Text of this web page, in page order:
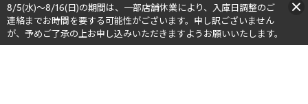
8/5(水)～8/16(日)の期間は、一部店舗休業により、入庫日調整のご
連絡までお時間を要する可能性がございます。申し訳ございません
が、予めご了承の上お申し込みいただきますようお願いいたします。​​